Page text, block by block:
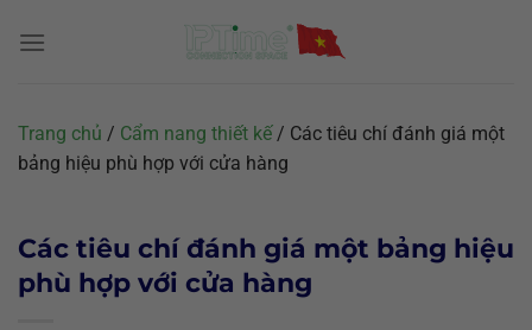
đến
Trang chủ / Cẩm nang thiết kế/ Các tiêu chí đánh giá một
bảng hiệu phù hợp với cửa hàng
Các tiêu chí đánh giá một bảng hiệu
phù hợp với cửa hàng